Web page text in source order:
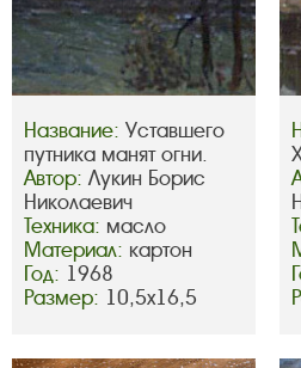
Название: Уставшего
путника манят огни.
Автор: Лукин Борис
Николаевич
Техника: масло
Материал: картон
Год: 1968
Размер: 10,5х16,5